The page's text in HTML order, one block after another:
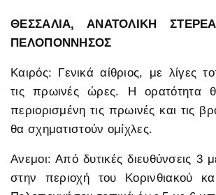
ΘΕΣΣΑΛΙΑ, ΑΝΑΤΟΛΙΚΗ
ΠΕΛΟΠΟΝΝΗΣΟΣ
Καιρός: Γενικά αίθριος, με λίγες
τις πρωινές ώρες. Η ορατότητα
περιορισμένη τις πρωινές και τις
θα σχηματιστούν ομίχλες.
Ανεμοι: Από δυτικές διευθύνσεις 3
στην περιοχή του Κορινθιακού